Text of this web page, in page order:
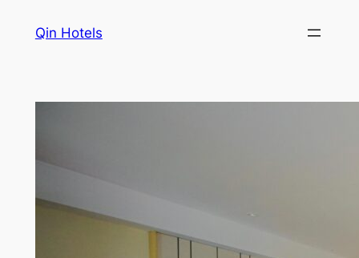
Qin Hotels